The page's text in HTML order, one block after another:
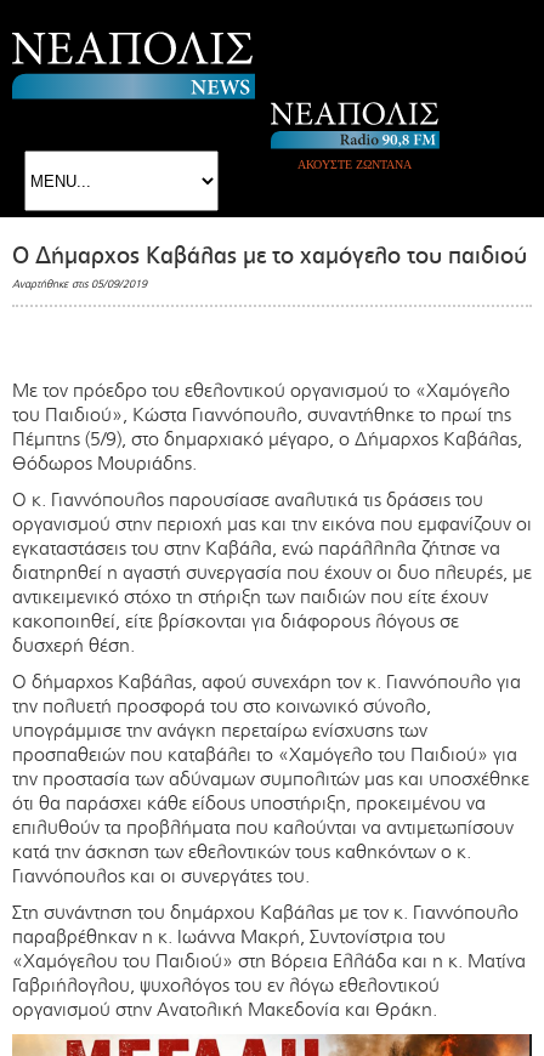
ΑΚΟΥΣΤΕ ΖΩΝΤΑΝΑ
Ο Δήμαρχος Καβάλας με το χαμόγελο του παιδιού
Αναρτήθηκε στις 05/09/2019
Με τον πρόεδρο του εθελοντικού οργανισμού το «Χαμόγελο
του Παιδιού», Κώστα Γιαννόπουλο, συναντήθηκε το πρωί της
Πέμπτης (5/9), στο δημαρχιακό μέγαρο, ο Δήμαρχος Καβάλας,
Θόδωρος Μουριάδης.
Ο κ. Γιαννόπουλος παρουσίασε αναλυτικά τις δράσεις του
οργανισμού στην περιοχή μας και την εικόνα που εμφανίζουν οι
εγκαταστάσεις του στην Καβάλα, ενώ παράλληλα ζήτησε να
διατηρηθεί η αγαστή συνεργασία που έχουν οι δυο πλευρές, με
αντικειμενικό στόχο τη στήριξη των παιδιών που είτε έχουν
κακοποιηθεί, είτε βρίσκονται για διάφορους λόγους σε
δυσχερή θέση.
Ο δήμαρχος Καβάλας, αφού συνεχάρη τον κ. Γιαννόπουλο για
την πολυετή προσφορά του στο κοινωνικό σύνολο,
υπογράμμισε την ανάγκη περεταίρω ενίσχυσης των
προσπαθειών που καταβάλει το «Χαμόγελο του Παιδιού» για
την προστασία των αδύναμων συμπολιτών μας και υποσχέθηκε
ότι θα παράσχει κάθε είδους υποστήριξη, προκειμένου να
επιλυθούν τα προβλήματα που καλούνται να αντιμετωπίσουν
κατά την άσκηση των εθελοντικών τους καθηκόντων ο κ.
Γιαννόπουλος και οι συνεργάτες του.
Στη συνάντηση του δημάρχου Καβάλας με τον κ. Γιαννόπουλο
παραβρέθηκαν η κ. Ιωάννα Μακρή, Συντονίστρια του
«Χαμόγελου του Παιδιού» στη Βόρεια Ελλάδα και η κ. Ματίνα
Γαβριήλογλου, ψυχολόγος του εν λόγω εθελοντικού
οργανισμού στην Ανατολική Μακεδονία και Θράκη.